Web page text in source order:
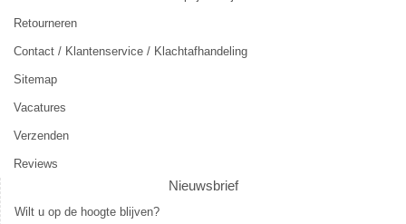
Retourneren
Contact / Klantenservice / Klachtafhandeling
Sitemap
Vacatures
Verzenden
Reviews
Nieuwsbrief
Wilt u op de hoogte blijven?